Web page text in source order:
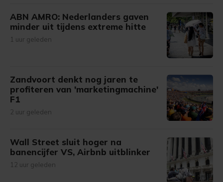
ABN AMRO: Nederlanders gaven
minder uit tijdens extreme hitte
1 uur geleden
Zandvoort denkt nog jaren te
profiteren van 'marketingmachine'
F1
2 uur geleden
Wall Street sluit hoger na
banencijfer VS, Airbnb uitblinker
12 uur geleden